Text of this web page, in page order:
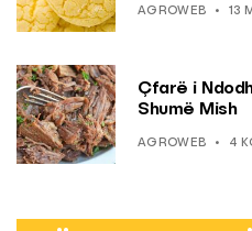
AGROWEB 13
Çfarë i
Shumë Mish
AGROWEB 4